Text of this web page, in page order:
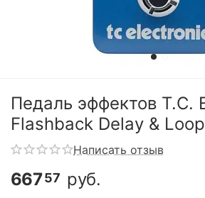
Педаль эффектов T.C.
Flashback Delay &
Написать отзыв
66757 руб.